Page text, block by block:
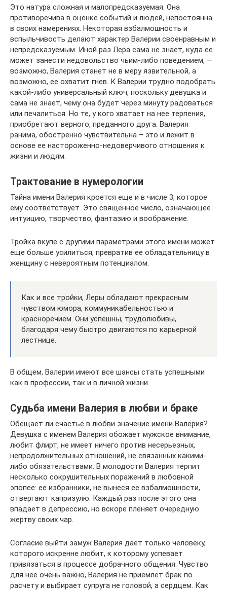
Это натура сложная и малопредсказуемая. Она
противоречива в оценке событий и людей, непостоянна
в своих намерениях. Некоторая взбалмошность и
вспыльчивость делают характер Валерии своенравным и
непредсказуемым. Иной раз Лера сама не знает, куда ее
может занести недовольство чьим-либо поведением, —
возможно, Валерия станет не в меру язвительной, а
возможно, ее охватит гнев. К Валерии трудно подобрать
какой-либо универсальный ключ, поскольку девушка и
сама не знает, чему она будет через минуту радоваться
или печалиться. Но те, у кого хватает на нее терпения,
приобретают верного, преданного друга. Валерия
ранима, обостренно чувствительна – это и лежит в
основе ее настороженно-недоверчивого отношения к
жизни и людям.
Трактование в нумерологии
Тайна имени Валерия кроется еще и в числе 3, которое
ему соответствует. Это священное число, означающее
интуицию, творчество, фантазию и воображение.
Тройка вкупе с другими параметрами этого имени может
еще больше усилиться, превратив ее обладательницу в
женщину с невероятным потенциалом.
Как и все тройки, Леры обладают прекрасным
чувством юмора, коммуникабельностью и
красноречием. Они успешны, трудолюбивы,
благодаря чему быстро двигаются по карьерной
лестнице.
В общем, Валерии имеют все шансы стать успешными
как в профессии, так и в личной жизни.
Судьба имени Валерия в любви и браке
Обещает ли счастье в любви значение имени Валерия?
Девушка с именем Валерия обожает мужское внимание,
любит флирт, не имеет ничего против несерьезных,
непродолжительных отношений, не связанных какими-
либо обязательствами. В молодости Валерия терпит
несколько сокрушительных поражений в любовной
эпопее: ее избранники, не вынеся ее взбалмошности,
отвергают капризулю. Каждый раз после этого она
впадает в депрессию, но вскоре пленяет очередную
жертву своих чар.
Согласие выйти замуж Валерия дает только человеку,
которого искренне любит, к которому успевает
привязаться в процессе добрачного общения. Чувство
для нее очень важно, Валерия не приемлет брак по
расчету и выбирает супруга не головой, а сердцем. Как